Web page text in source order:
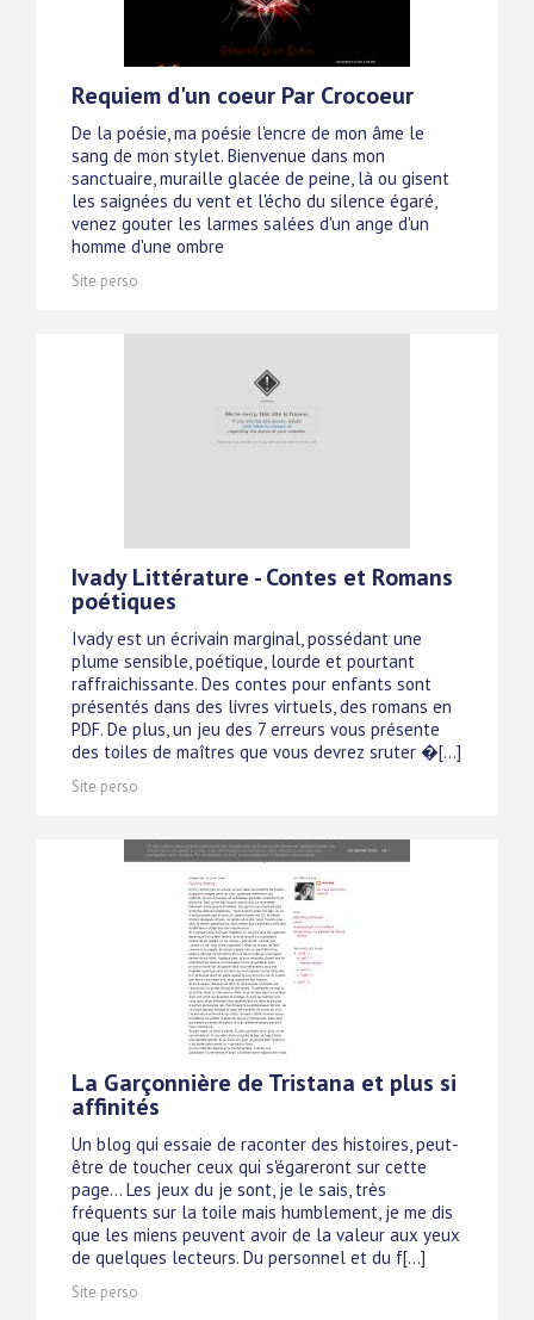
Requiem d'un coeur Par Crocoeur
De la poésie, ma poésie l'encre de mon âme le
sang de mon stylet. Bienvenue dans mon
sanctuaire, muraille glacée de peine, là ou gisent
les saignées du vent et l'écho du silence égaré,
venez gouter les larmes salées d'un ange d'un
homme d'une ombre
Site perso
Ivady Littérature - Contes et Romans
poétiques
Ivady est un écrivain marginal, possédant une
plume sensible, poétique, lourde et pourtant
raffraichissante. Des contes pour enfants sont
présentés dans des livres virtuels, des romans en
PDF. De plus, un jeu des 7 erreurs vous présente
des toiles de maîtres que vous devrez sruter �[...]
Site perso
La Garçonnière de Tristana et plus si
affinités
Un blog qui essaie de raconter des histoires, peut-
être de toucher ceux qui s'égareront sur cette
page... Les jeux du je sont, je le sais, très
fréquents sur la toile mais humblement, je me dis
que les miens peuvent avoir de la valeur aux yeux
de quelques lecteurs. Du personnel et du f[...]
Site perso